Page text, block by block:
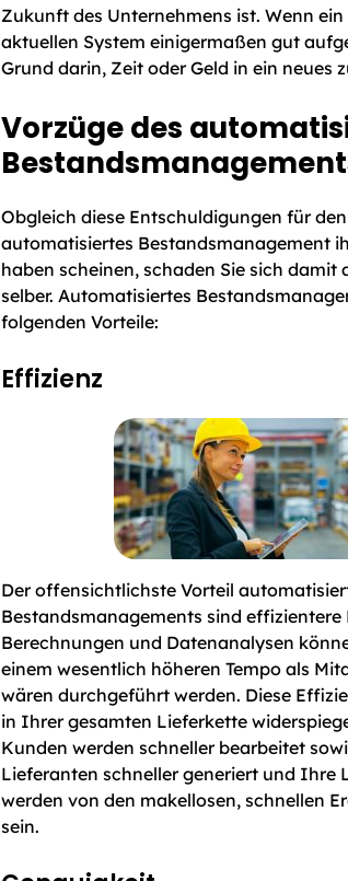
Zukunft des Unternehmens ist. Wenn
aktuellen System einigermaßen gut
Grund darin, Zeit oder Geld in ein neues
Vorzüge des
Obgleich diese Entschuldigungen für
automatisiertes Bestandsmanagement
haben scheinen, schaden Sie sich damit
selber. Automatisiertes
folgenden Vorteile:
Effizienz
Der offensichtlichste Vorteil
Bestandsmanagements sind effizientere
Berechnungen und Datenanalysen
einem wesentlich höheren Tempo als
wären durchgeführt werden. Diese
in Ihrer gesamten Lieferkette
Kunden werden schneller bearbeitet
Lieferanten schneller generiert und Ihre
werden von den makellosen, schnellen
sein.